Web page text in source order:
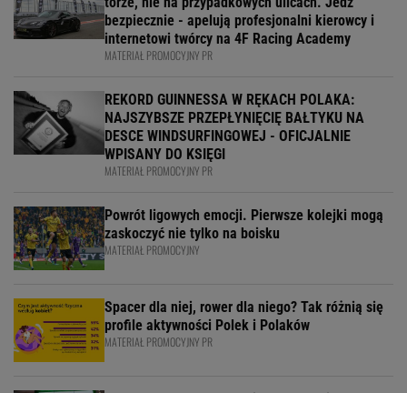
bezpiecznie - apelują profesjonalni kierowcy i
internetowi twórcy na 4F Racing Academy
MATERIAŁ PROMOCYJNY PR
REKORD GUINNESSA W RĘKACH POLAKA:
NAJSZYBSZE PRZEPŁYNIĘCIĘ BAŁTYKU NA
DESCE WINDSURFINGOWEJ - OFICJALNIE
WPISANY DO KSIĘGI
MATERIAŁ PROMOCYJNY PR
Powrót ligowych emocji. Pierwsze kolejki mogą
zaskoczyć nie tylko na boisku
MATERIAŁ PROMOCYJNY
Spacer dla niej, rower dla niego? Tak różnią się
profile aktywności Polek i Polaków
MATERIAŁ PROMOCYJNY PR